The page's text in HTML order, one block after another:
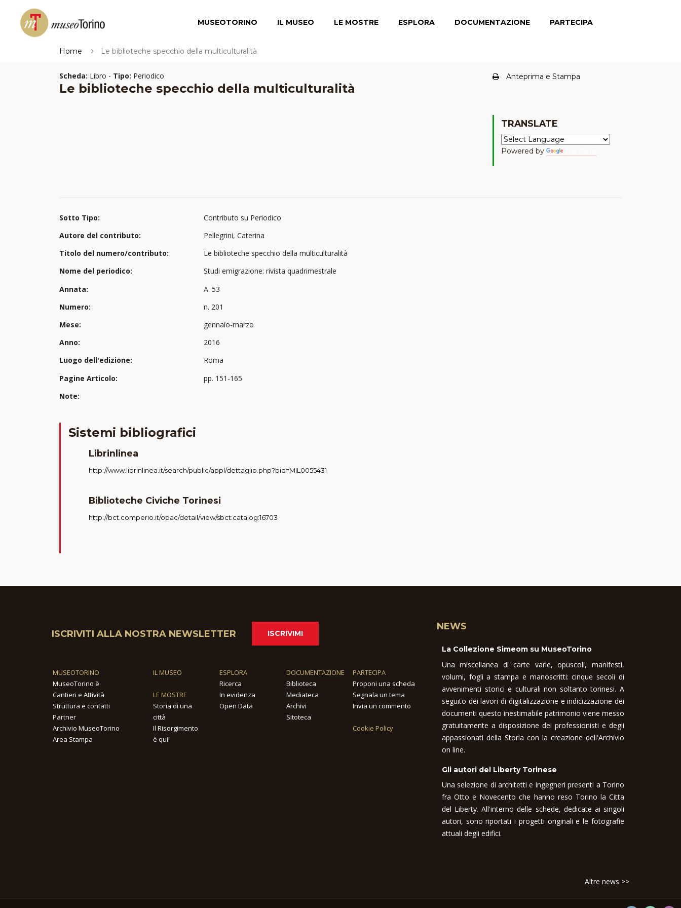
MUSEOTORINO IL MUSEO LE MOSTRE ESPLORA DOCUMENTAZIONE PARTECIPA
Home Le biblioteche specchio della multiculturalità
Scheda: Libro - Tipo: Periodico
Le biblioteche specchio della multiculturalità
Anteprima e Stampa
TRANSLATE
Powered by
Sotto Tipo:
Contributo su Periodico
Autore del contributo:
Pellegrini, Caterina
Titolo del numero/contributo:
Le biblioteche specchio della multiculturalità
Nome del periodico:
Studi emigrazione: rivista quadrimestrale
Annata:
A. 53
Numero:
n. 201
Mese:
gennaio-marzo
Anno:
2016
Luogo dell'edizione:
Roma
Pagine Articolo:
pp. 151-165
Note:
Sistemi bibliografici
Librinlinea
http://www.librinlinea.it/search/public/appl/dettaglio.php?bid=MIL0055431
Biblioteche Civiche Torinesi
http://bct.comperio.it/opac/detail/view/sbct:catalog:16703
ISCRIVITI ALLA NOSTRA NEWSLETTER ISCRIVIMI
MUSEOTORINO
MuseoTorino è
Cantieri e Attività
Struttura e contatti
Partner
Archivio MuseoTorino
Area Stampa
IL MUSEO
LE MOSTRE
Storia di una
città
Il Risorgimento
è qui!
ESPLORA
Ricerca
In evidenza
Open Data
DOCUMENTAZIONE
Biblioteca
Mediateca
Archivi
Sitoteca
PARTECIPA
Proponi una scheda
Segnala un tema
Invia un commento
Cookie Policy
NEWS
La Collezione Simeom su MuseoTorino
Una miscellanea di carte varie, opuscoli, manifesti,
volumi, fogli a stampa e manoscritti: cinque secoli di
avvenimenti storici e culturali non soltanto torinesi. A
seguito dei lavori di digitalizzazione e indicizzazione dei
documenti questo inestimabile patrimonio viene messo
gratuitamente a disposizione dei professionisti e degli
appassionati della Storia con la creazione dell'Archivio
on line.
Gli autori del Liberty Torinese
Una selezione di architetti e ingegneri presenti a Torino
fra Otto e Novecento che hanno reso Torino la Citta
del Liberty. All'interno delle schede, dedicate ai singoli
autori, sono riportati i progetti originali e le fotografie
attuali degli edifici.
Altre news >>